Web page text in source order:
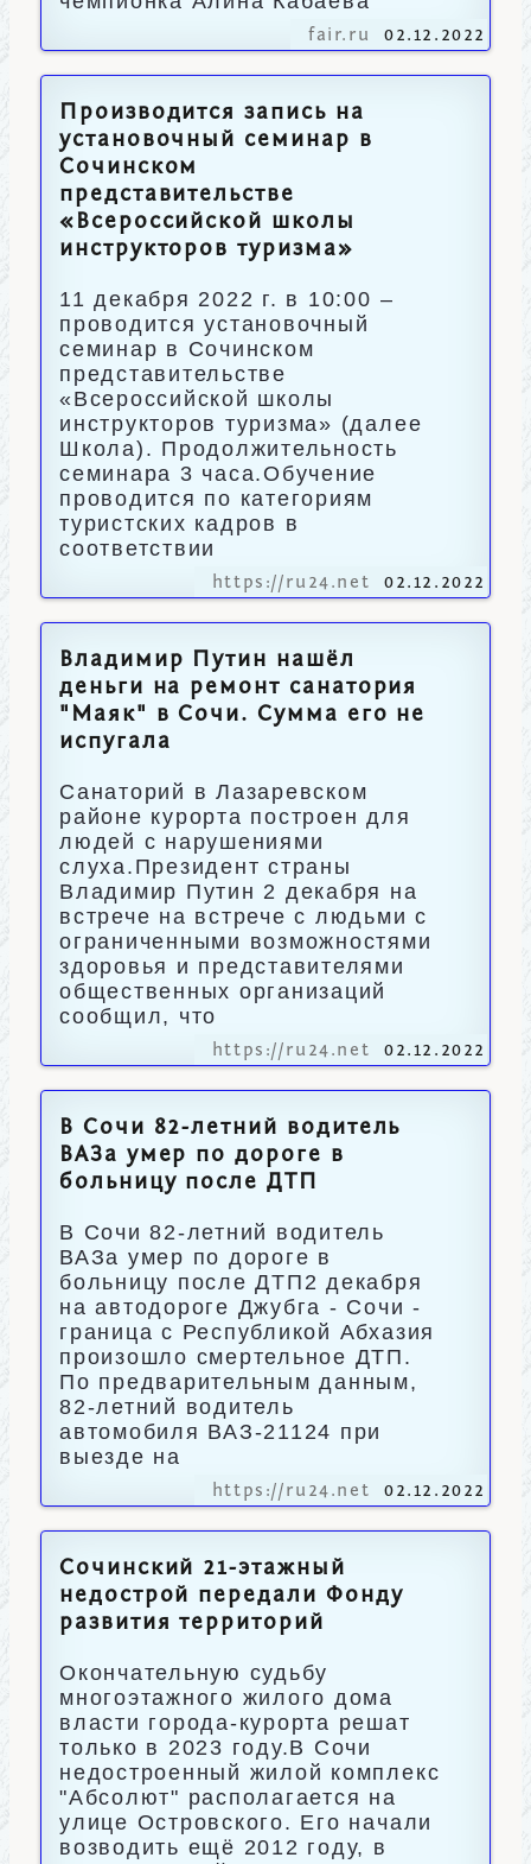
fair.ru 02.12.2022
Производится запись на
установочный семинар в
Сочинском
представительстве
«Всероссийской школы
инструкторов туризма»
11 декабря 2022 г. в 10:00 –
проводится установочный
семинар в Сочинском
представительстве
«Всероссийской школы
инструкторов туризма» (далее
Школа). Продолжительность
семинара 3 часа.Обучение
проводится по категориям
туристских кадров в
соответствии
https://ru24.net 02.12.2022
Владимир Путин нашёл
деньги на ремонт санатория
"Маяк" в Сочи. Сумма его не
испугала
Санаторий в Лазаревском
районе курорта построен для
людей с нарушениями
слуха.Президент страны
Владимир Путин 2 декабря на
встрече на встрече с людьми с
ограниченными возможностями
здоровья и представителями
общественных организаций
сообщил, что
https://ru24.net 02.12.2022
В Сочи 82-летний водитель
ВАЗа умер по дороге в
больницу после ДТП
В Сочи 82-летний водитель
ВАЗа умер по дороге в
больницу после ДТП2 декабря
на автодороге Джубга - Сочи -
граница с Республикой Абхазия
произошло смертельное ДТП.
По предварительным данным,
82-летний водитель
автомобиля ВАЗ-21124 при
выезде на
https://ru24.net 02.12.2022
Сочинский 21-этажный
недострой передали Фонду
развития территорий
Окончательную судьбу
многоэтажного жилого дома
власти города-курорта решат
только в 2023 году.В Сочи
недостроенный жилой комплекс
"Абсолют" располагается на
улице Островского. Его начали
возводить ещё 2012 году, в